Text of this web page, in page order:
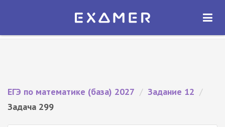
Экзамер — ЕГЭ 2027
ОТКРЫТЬ
ЕГЭ по математике (база) 2027 / Задание 12 /
Задача 299